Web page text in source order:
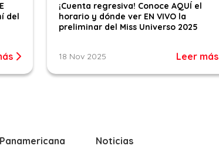
del
¡Cuenta regresiva! Conoce AQUÍ el
horario y dónde ver EN VIVO la
preliminar del Miss Universo 2025
18 Nov 2025 Leer más
Noticias